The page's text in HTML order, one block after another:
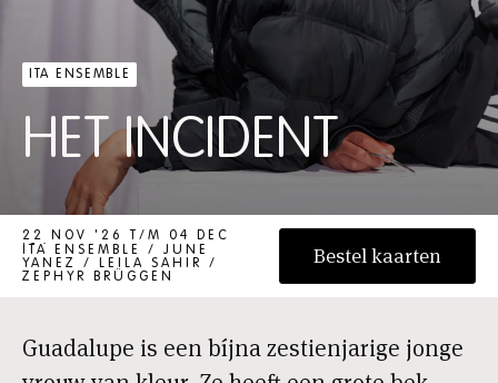
ITA ENSEMBLE
HET INCIDENT
HET INCIDENT
22 NOV '26 T/M 04 DEC
'26
ITA ENSEMBLE / JUNE
YANEZ / LEILA SAHIR /
ZEPHYR BRÜGGEN
Bestel kaarten
Guadalupe is een bíjna zestienjarige jonge